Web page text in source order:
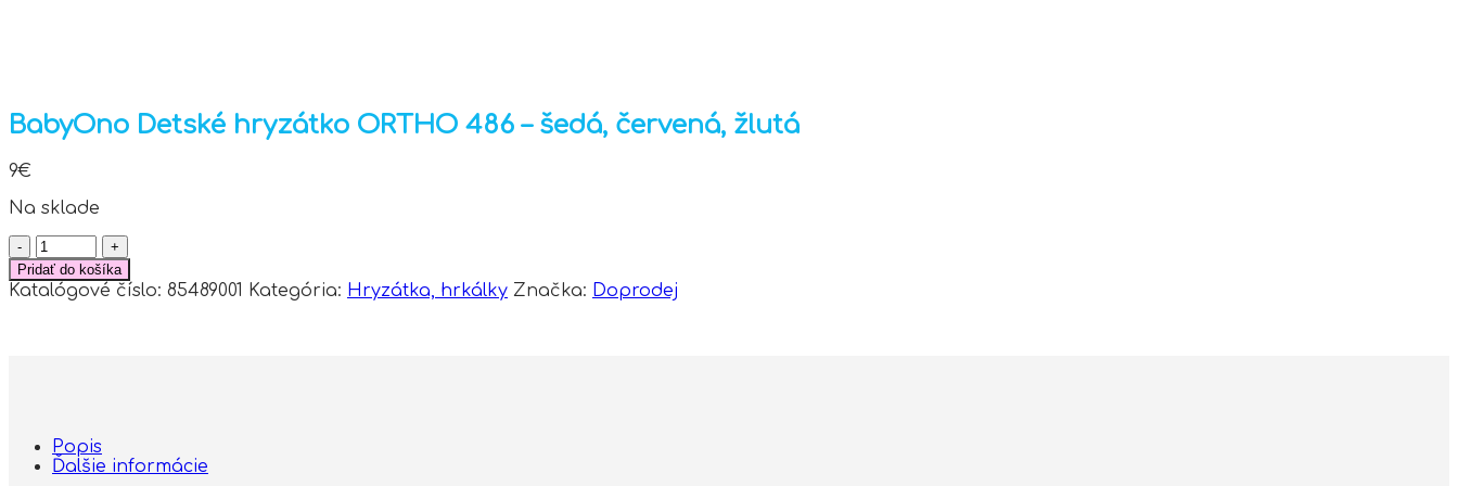
BabyOno Detské hryzátko ORTHO 486 – šedá, červená, žlutá
9€
Na sklade
množstvo
BabyOno
Detské
hryzátko
Pridať do košíka
Katalógové číslo: 85489001 Kategória: Hryzátka, hrkálky Značka: Doprodej
Popis
Ďalšie informácie